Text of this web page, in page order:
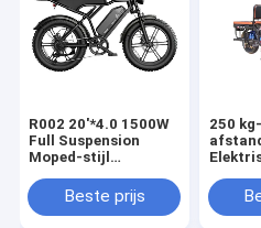
R002 20'*4.0 1500W
Full Suspension
Moped-stijl
Europa Warehouse
Stock Fat Tire Bike
Beste prijs
250
Fiets